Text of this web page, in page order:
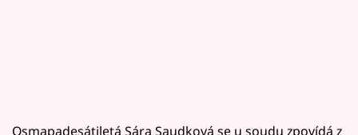
Osmapadesátiletá Sára Saudková se u soudu zpovídá z